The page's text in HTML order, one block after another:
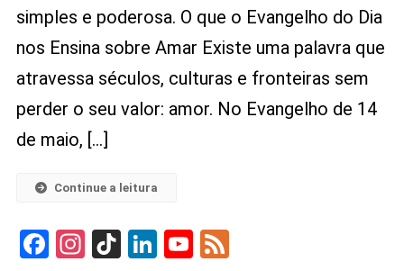
Do
Transformar
simples e poderosa. O que o Evangelho do Dia
nos Ensina sobre Amar Existe uma palavra que
atravessa séculos, culturas e fronteiras sem
perder o seu valor: amor. No Evangelho de 14
de maio, […]
Continue a leitura
Facebook
Instagram
TikTok
LinkedIn
YouTube
Feed